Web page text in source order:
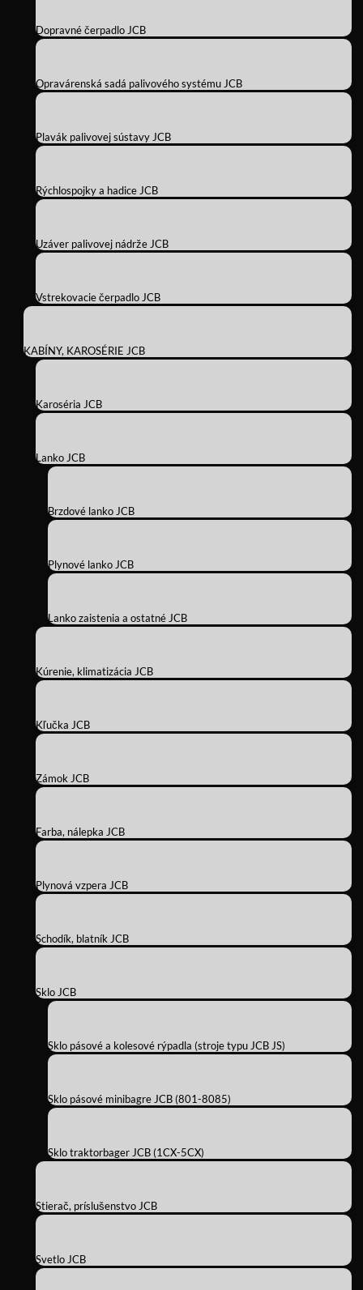
Dopravné čerpadlo JCB
Opravárenská sadá palivového systému JCB
Plavák palivovej sústavy JCB
Rýchlospojky a hadice JCB
Uzáver palivovej nádrže JCB
Vstrekovacie čerpadlo JCB
KABÍNY, KAROSÉRIE JCB
Karoséria JCB
Lanko JCB
Brzdové lanko JCB
Plynové lanko JCB
Lanko zaistenia a ostatné JCB
Kúrenie, klimatizácia JCB
Kľučka JCB
Zámok JCB
Farba, nálepka JCB
Plynová vzpera JCB
Schodík, blatník JCB
Sklo JCB
Sklo pásové a kolesové rýpadla (stroje typu JCB JS)
Sklo pásové minibagre JCB (801-8085)
Sklo traktorbager JCB (1CX-5CX)
Stierač, príslušenstvo JCB
Svetlo JCB